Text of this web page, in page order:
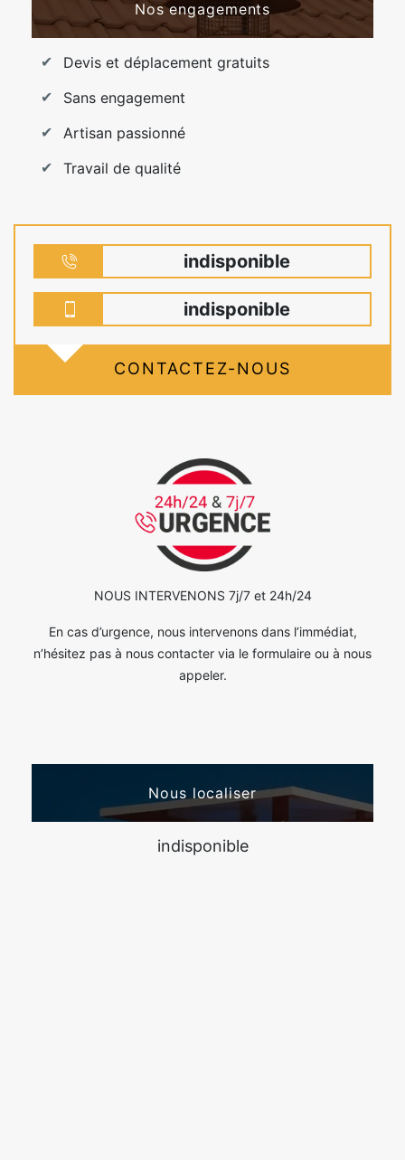
Nos engagements
Devis et déplacement gratuits
Sans engagement
Artisan passionné
Travail de qualité
indisponible
indisponible
CONTACTEZ-NOUS
NOUS INTERVENONS 7j/7 et 24h/24
En cas d’urgence, nous intervenons dans l’immédiat,
n’hésitez pas à nous contacter via le formulaire ou à nous
appeler.
Nous localiser
indisponible